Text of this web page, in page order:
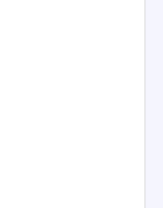
et d’animation